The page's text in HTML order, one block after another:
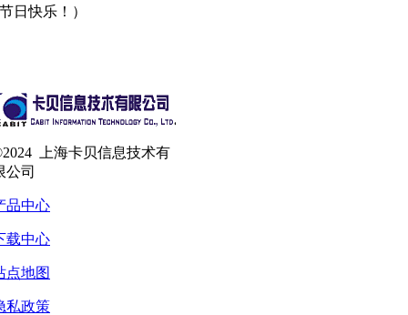
日快乐！）
上海卡贝信息技术有
公司
品中心
载中心
点地图
私政策